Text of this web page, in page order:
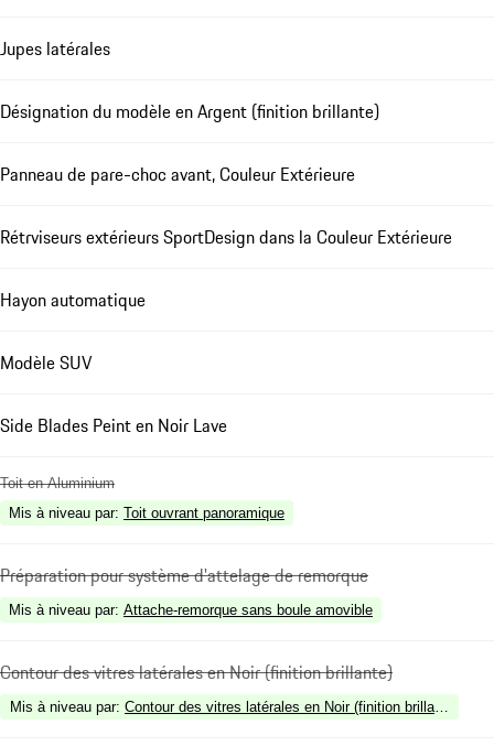
Jupes latérales
Désignation du modèle en Argent (finition brillante)
Panneau de pare-choc avant, Couleur Extérieure
Rétrviseurs extérieurs SportDesign dans la Couleur Extérieure
Hayon automatique
Modèle SUV
Side Blades Peint en Noir Lave
Toit en Aluminium
Mis à niveau par: Toit ouvrant panoramique
Préparation pour système d'attelage de remorque
Mis à niveau par: Attache-remorque sans boule amovible
Contour des vitres latérales en Noir (finition brillante)
Mis à niveau par: Contour des vitres latérales en Noir (finition brillante)